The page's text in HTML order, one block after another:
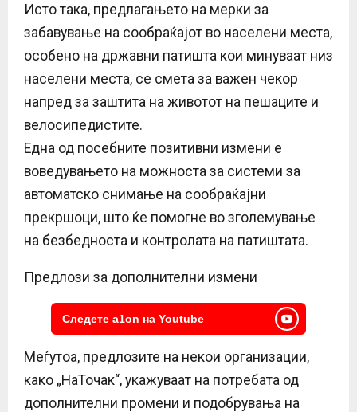
Исто така, предлагањето на мерки за
забавување на сообраќајот во населени места,
особено на државни патишта кои минуваат низ
населени места, се смета за важен чекор
напред за заштита на животот на пешаците и
велосипедистите.
Една од посебните позитивни измени е
воведувањето на можноста за системи за
автоматско снимање на сообраќајни
прекршоци, што ќе помогне во зголемување
на безбедноста и контролата на патиштата.
Предлози за дополнителни измени
Следете a1on на Youtube
Меѓутоа, предлозите на некои организации,
како „НаТочак“, укажуваат на потребата од
дополнителни промени и подобрувања на